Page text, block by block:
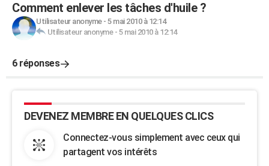
Comment enlever les tâches d'huile ?
Utilisateur anonyme- 5 mai 2010 à 12:14
Utilisateur anonyme- 5 mai 2010 à 12:14
6 réponses
DEVENEZ MEMBRE EN QUELQUES CLICS
Connectez-vous simplement avec ceux qui
partagent vos intérêts